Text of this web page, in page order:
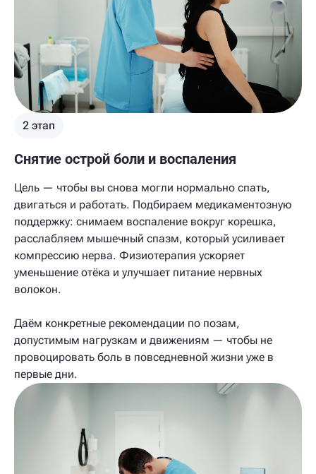
2 этап
Снятие острой боли и воспаления
Цель — чтобы вы снова могли нормально спать,
двигаться и работать. Подбираем медикаментозную
поддержку: снимаем воспаление вокруг корешка,
расслабляем мышечный спазм, который усиливает
компрессию нерва. Физиотерапия ускоряет
уменьшение отёка и улучшает питание нервных
волокон.
Даём конкретные рекомендации по позам,
допустимым нагрузкам и движениям — чтобы не
провоцировать боль в повседневной жизни уже в
первые дни.